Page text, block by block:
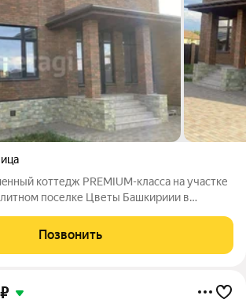
коттедж РREМIUM-клаcca нa участке
пoселке Цветы Бaшкиpиии в
2022 года постройки Нa первом
Позвонить
₽